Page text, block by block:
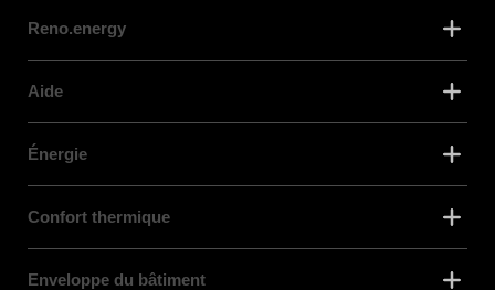
Reno.energy
Aide
Énergie
Confort thermique
Enveloppe du bâtiment